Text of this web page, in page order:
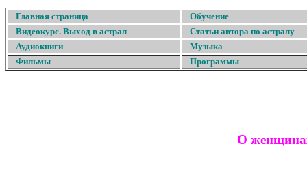
Главная страница
Обучение
Видеокурс. Выход в астрал
Статьи автора по астралу
Аудиокниги
Музыка
Фильмы
Программы
О